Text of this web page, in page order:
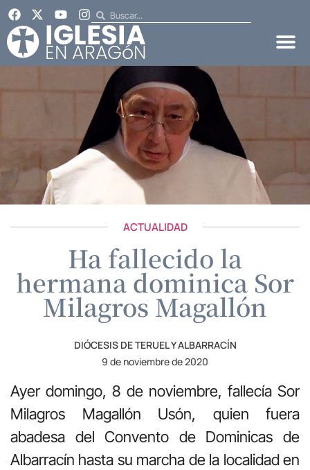
ACTUALIDAD
Ha fallecido la
hermana dominica Sor
Milagros Magallón
DIÓCESIS DE TERUEL Y ALBARRACÍN
9 de noviembre de 2020
Ayer domingo, 8 de noviembre, fallecía Sor
Milagros Magallón Usón, quien fuera
abadesa del Convento de Dominicas de
Albarracín hasta su marcha de la localidad en